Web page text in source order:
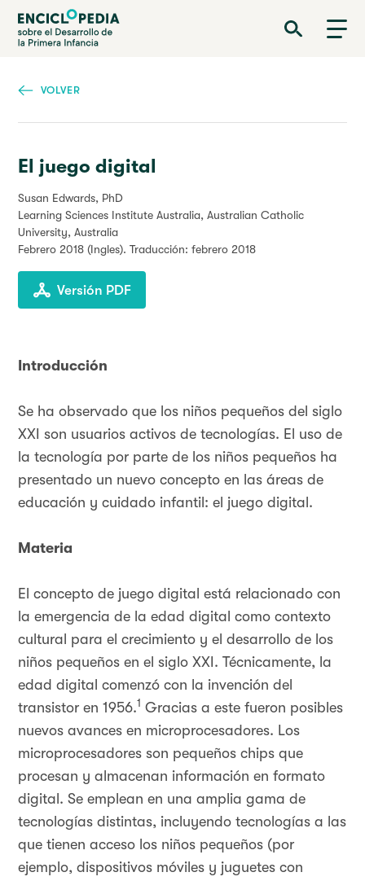
Pasar
contenido
Enciclopedia sobre el Desarrollo de la Primera Infancia
VOLVER
El juego digital
Susan Edwards, PhD
Learning Sciences Institute Australia, Australian Catholic
University, Australia
Febrero 2018 (Ingles). Traducción: febrero 2018
Versión PDF
Introducción
Se ha observado que los niños pequeños del siglo
XXI son usuarios activos de tecnologías. El uso de
la tecnología por parte de los niños pequeños ha
presentado un nuevo concepto en las áreas de
educación y cuidado infantil: el juego digital.
Materia
El concepto de juego digital está relacionado con
la emergencia de la edad digital como contexto
cultural para el crecimiento y el desarrollo de los
niños pequeños en el siglo XXI. Técnicamente, la
edad digital comenzó con la invención del
transistor en 1956.1 Gracias a este fueron posibles
nuevos avances en microprocesadores. Los
microprocesadores son pequeños chips que
procesan y almacenan información en formato
digital. Se emplean en una amplia gama de
tecnologías distintas, incluyendo tecnologías a las
que tienen acceso los niños pequeños (por
ejemplo, dispositivos móviles y juguetes con